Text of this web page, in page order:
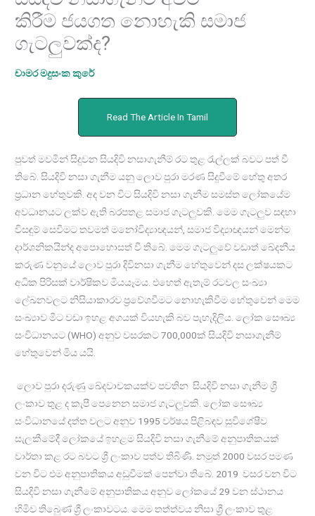
කිරීම ජයගත නොහැකි සමාජ
ගැටලුවක්ද?
චාමර මදුසංක කුරේ
Read The Article In Tamil
පුවත් මවමින් සිදුවන සියදිවි නසාගැනීම් රට තුළ රැල්ලක් බවට පත් වී
තිබේ. සියදිවි නසා ගැනීම යනු ලොව පුරා මරණ සිදුවීමේ හේතු අතර
ප්‍රධාන හේතුවකි. අද වන විට සියදිවි නසා ගැනීම සමස්ත ලෝකයේම
අවධානයට ලක්ව ඇති බරපතළ සමාජ ගැටලුවකි. මෙම ගැටලුව සඳහා
විසඳුම් සෙවීමට තවමත් මනෝවිද්‍යාඥයන්, සමාජ විද්‍යාඥයන් මෙන්ම
දාර්ශනිකයින්ද අපොහොසත් වී තිබේ. මෙම ගැටලුවේ වඩාත් ඛේදනීය
කරුණ වනුයේ ලොව පුරා දිවිනසා ගැනීම හේතුවෙන් දස ලක්ෂයකට
අධික පිරිසක් වාර්ෂිකව මියයෑමය. එහෙත් ඇතැම් රටවල සංඛ්‍යා
ලේඛනවලට නිසියාකාරව ප්‍රවේශවීමට නොහැකිවීම හේතුවෙන් මෙම
සංඛ්‍යාව මීට වඩා ඉහළ අගයක් වියහැකි බව පැහැදිලිය. ලෝක සෞඛ්‍ය
සංවිධානයට (WHO) අනුව වසරකට 700,000ක් සියදිවි නසාගැනීම්
හේතුවෙන් මිය යයි.
ලොව පුරා දරුණු ඛේදවාචකයක්ව පවතින සියදිවි නසා ගැනීම ශ්‍රී
ලංකාව තුළ ද කැපී පෙනෙන සමාජ ගැටලුවකි. ලෝක සෞඛ්‍ය
සංවිධානයේ දත්ත වලට අනුව 1995 වර්ෂය පිළිබඳව සුවිශේෂීව
සැලකීමේදී ලෝකයේ ඉහළම සියදිවි නසා ගැනීමේ අනුපාතිකයක්
වාර්තා කළ රට බවට ශ්‍රී ලංකාව පත්ව තිබිණි. නමුත් 2000 වසර පමණ
වන විට එම අනුපාතිකය අඩුවීමක් පෙන්වා තිබේ. 2019 වසර වන විට
සියදිවි නසා ගැනීමේ අනුපාතිකය අනුව ලෝකයේ 29 වන ස්ථානය
හිමිව තිබුෙණ් ශ්‍රී ලංකාවටය. මෙම තත්ත්වය නිසා ශ්‍රී ලංකාව තුළ